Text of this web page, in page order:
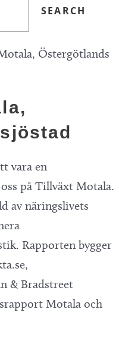
Östergötlands
vara en
på Tillväxt Motala.
av näringslivets
Rapporten bygger
& Bradstreet
Motala och